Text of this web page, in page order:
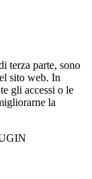
terza parte, sono
sito web. In
gli accessi o le
la